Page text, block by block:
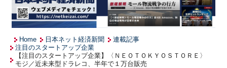
Home 日本ネット経済新聞
連載記事
注目のスタートアップ企業
【注目のスタートアップ企業】〈ＮＥＯＴＯＫＹＯＳＴＯＲＥ〉
モジ／近未来型ドラレコ、半年で１万台販売